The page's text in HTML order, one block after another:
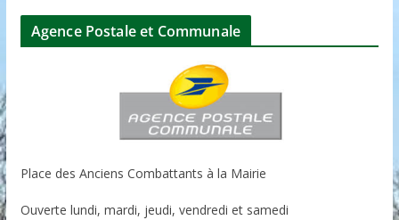
Agence Postale et Communale
Place des Anciens Combattants à la Mairie
Ouverte lundi, mardi, jeudi, vendredi et samedi